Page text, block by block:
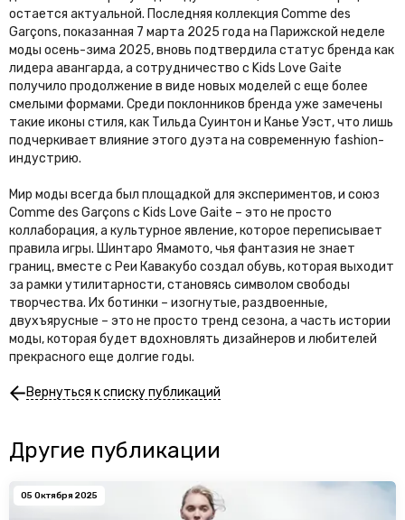
остается актуальной. Последняя коллекция Comme des
Garçons, показанная 7 марта 2025 года на Парижской неделе
моды осень-зима 2025, вновь подтвердила статус бренда как
лидера авангарда, а сотрудничество с Kids Love Gaite
получило продолжение в виде новых моделей с еще более
смелыми формами. Среди поклонников бренда уже замечены
такие иконы стиля, как Тильда Суинтон и Канье Уэст, что лишь
подчеркивает влияние этого дуэта на современную fashion-
индустрию.
Мир моды всегда был площадкой для экспериментов, и союз
Comme des Garçons с Kids Love Gaite – это не просто
коллаборация, а культурное явление, которое переписывает
правила игры. Шинтаро Ямамото, чья фантазия не знает
границ, вместе с Реи Кавакубо создал обувь, которая выходит
за рамки утилитарности, становясь символом свободы
творчества. Их ботинки – изогнутые, раздвоенные,
двухъярусные – это не просто тренд сезона, а часть истории
моды, которая будет вдохновлять дизайнеров и любителей
прекрасного еще долгие годы.
Вернуться к списку публикаций
Другие публикации
05 Октября 2025